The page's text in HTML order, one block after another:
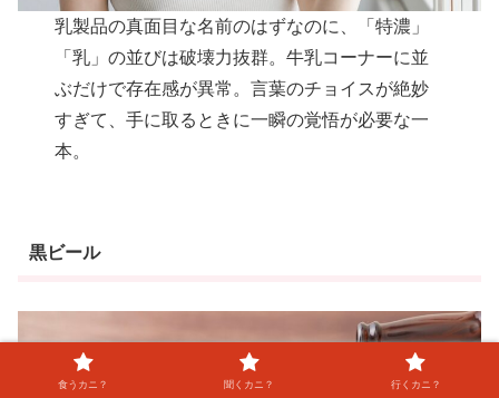
乳製品の真面目な名前のはずなのに、「特濃」
「乳」の並びは破壊力抜群。牛乳コーナーに並
ぶだけで存在感が異常。言葉のチョイスが絶妙
すぎて、手に取るときに一瞬の覚悟が必要な一
本。
黒ビール
食うカニ？ 聞くカニ？ 行くカニ？